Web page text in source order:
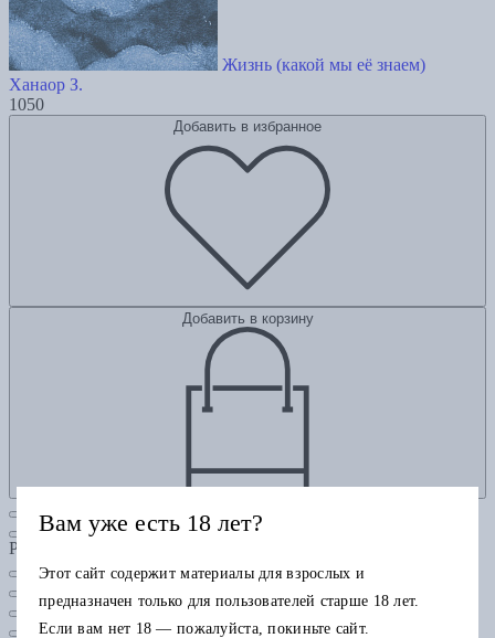
Жизнь (какой мы её знаем)
Ханаор З.
1050
Добавить в избранное
Добавить в корзину
Рубрики
Вам уже есть 18 лет?
Этот сайт содержит материалы для взрослых и
предназначен только для пользователей старше 18 лет.
Если вам нет 18 — пожалуйста, покиньте сайт.